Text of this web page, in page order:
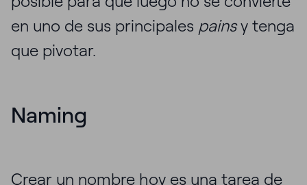
en uno de sus principales painsy tenga
que pivotar.
Naming
Crear un nombre hoy es una tarea de